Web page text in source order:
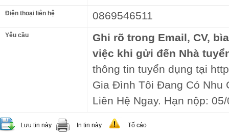
Điện thoại liên hệ 0869546511
Yêu cầu
Ghi rõ trong Email, CV,
việc khi gửi đến Nhà
thông tin tuyển dụng tại
Gia Đình Tôi Đang Có Nhu
Liên Hệ Ngay. Hạn nộp:
Lưu tin này In tin này Tố cáo